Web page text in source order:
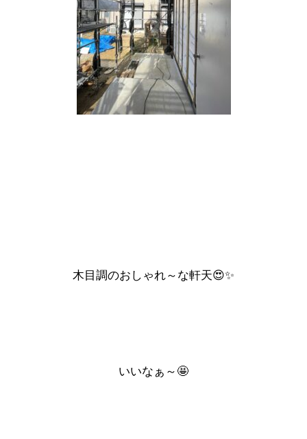
木目調のおしゃれ～な軒天😍✨
いいなぁ～🤩